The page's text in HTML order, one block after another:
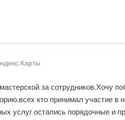
за сотрудников.Хочу
кто принимал участие в
услуг остались порядочные и